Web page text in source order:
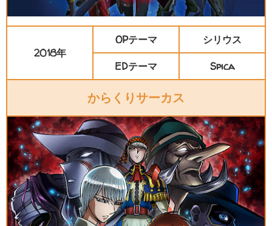
2018年
OPテーマ
シリウス
EDテーマ
Spica
からくりサーカス